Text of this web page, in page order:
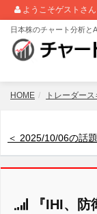
ようこそゲストさん
日本株のチャート分析と
HOME トレーダー
＜ 2025/10/06の話
『IHI、防